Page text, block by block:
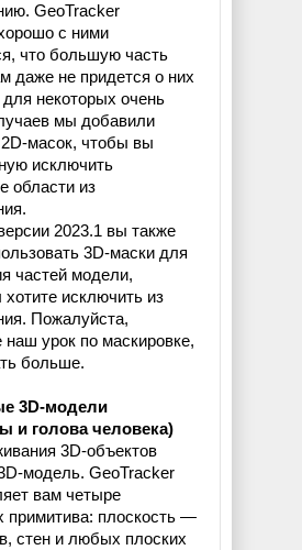
GeoTracker
с ними
что большую часть
даже не придется о них
некоторых очень
мы добавили
масок, чтобы вы
исключить
области из
2023.1 вы также
3D-маски для
частей модели,
исключить из
Пожалуйста,
наш урок по маскировке,
больше.
3D-модели
и голова человека)
3D-объектов
модель. GeoTracker
вам четыре
примитива: плоскость —
стен и любых плоских